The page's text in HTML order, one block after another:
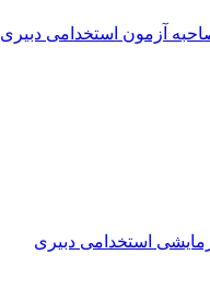
آزمون استخدامی دبیری
استخدامی دبیری